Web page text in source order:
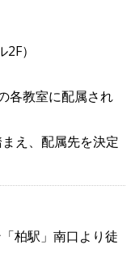
）
各教室に配属され
え、配属先を決定
柏駅」南口より徒